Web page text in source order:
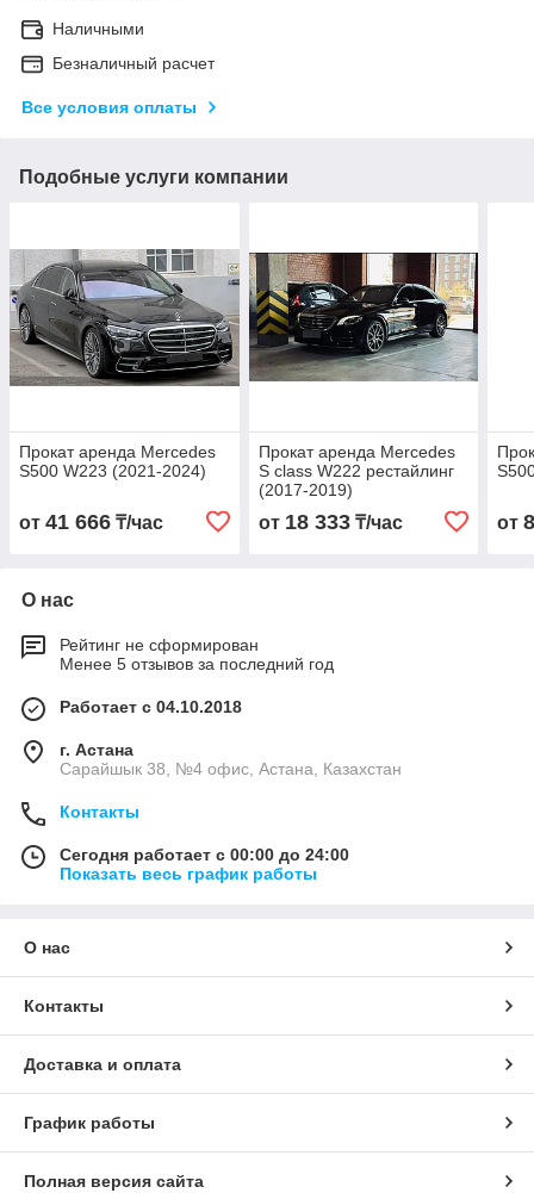
Наличными
Безналичный расчет
Все условия оплаты
Подобные услуги компании
Прокат аренда Mercedes
S500 W223 (2021-2024)
от 41 666 ₸/час
Прокат аренда Mercedes
S class W222 рестайлинг
(2017-2019)
от 18 333₸/час от
О нас
Рейтинг не сформирован
Менее 5 отзывов за последний год
Работает с 04.10.2018
г. Астана
Сарайшык 38, №4 офис, Астана, Казахстан
Контакты
Сегодня работает с 00:00 до 24:00
Показать весь график работы
О нас
Контакты
Доставка и оплата
График работы
Полная версия сайта